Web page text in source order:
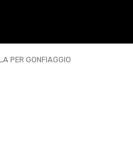
PER GONFIAGGIO